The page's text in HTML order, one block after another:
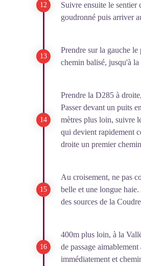
Suivre ensuite le
goudronné puis arriver
Prendre sur la gauche
chemin balisé, jusqu'à
Prendre la D285 à
Passer devant un puits
mètres plus loin, suivre
qui devient rapidement
droite un premier
Au croisement, ne pas
belle et une longue
des sources de la
400m plus loin, à la
de passage
immédiatement et